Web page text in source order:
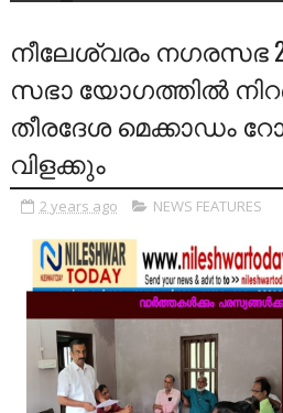
നീലേശ്വരം നഗരസഭ
സഭാ യോഗത്തില്‍
തീരദേശ മെക്കാഡം
വിളക്കും
2 years ago NEWS FEATURES